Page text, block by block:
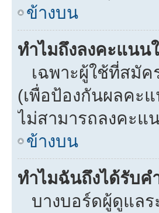
ข้างบน
ทำไมถึงลงคะแนน
เฉพาะผู้ใช้ที่สมัค
(เพื่อป้องกันผลคะ
ไม่สามารถลงคะแ
ข้างบน
ทำไมฉันถึงได้รับค
บางบอร์ดผู้ดูแล